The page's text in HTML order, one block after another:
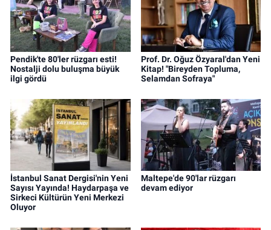
Pendik'te 80'ler rüzgarı esti!
Nostalji dolu buluşma büyük
ilgi gördü
Prof. Dr. Oğuz Özyaral'dan Yeni
Kitap! "Bireyden Topluma,
Selamdan Sofraya"
İstanbul Sanat Dergisi'nin Yeni
Sayısı Yayında! Haydarpaşa ve
Sirkeci Kültürün Yeni Merkezi
Oluyor
Maltepe'de 90'lar rüzgarı
devam ediyor